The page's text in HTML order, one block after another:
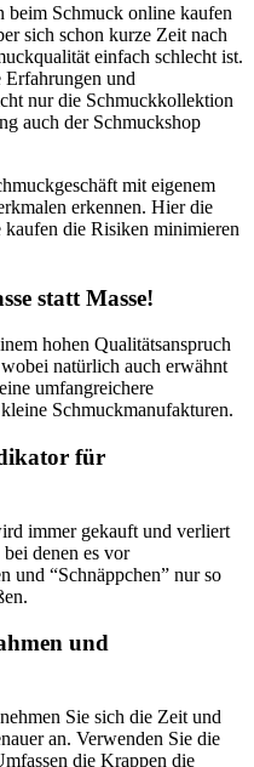
beim Schmuck online kaufen
sich schon kurze Zeit nach
einfach schlecht ist.
Erfahrungen und
nur die Schmuckkollektion
auch der Schmuckshop
mit eigenem
erkennen. Hier die
die Risiken minimieren
statt Masse!
hohen Qualitätsanspruch
natürlich auch erwähnt
umfangreichere
Schmuckmanufakturen.
für
immer gekauft und verliert
denen es vor
und “Schnäppchen” nur so
und
Sie sich die Zeit und
an. Verwenden Sie die
die Krappen die